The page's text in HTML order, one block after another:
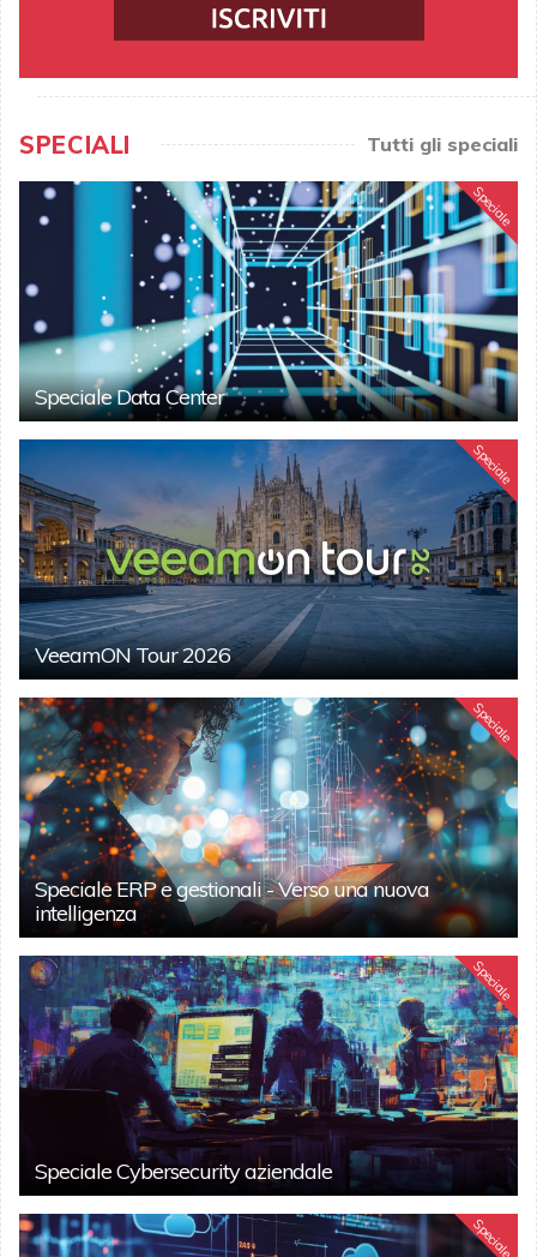
SPECIALI Tutti gli speciali
Speciale
Speciale Data Center
Speciale
VeeamON Tour 2026
Speciale
Speciale ERP e gestionali - Verso una nuova
intelligenza
Speciale
Speciale Cybersecurity aziendale
Speciale